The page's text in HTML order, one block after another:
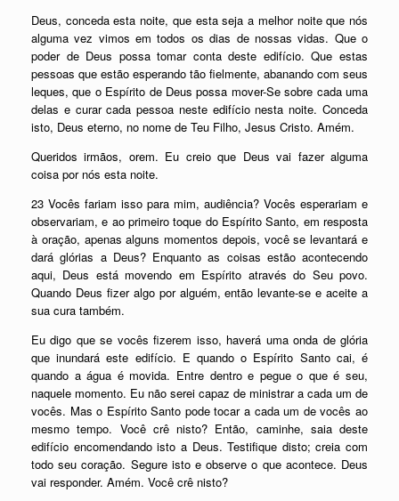
Deus, conceda esta noite, que esta seja a melhor noite que nós
alguma vez vimos em todos os dias de nossas vidas. Que o
poder de Deus possa tomar conta deste edifício. Que estas
pessoas que estão esperando tão fielmente, abanando com seus
leques, que o Espírito de Deus possa mover-Se sobre cada uma
delas e curar cada pessoa neste edifício nesta noite. Conceda
isto, Deus eterno, no nome de Teu Filho, Jesus Cristo. Amém.
Queridos irmãos, orem. Eu creio que Deus vai fazer alguma
coisa por nós esta noite.
23 Vocês fariam isso para mim, audiência? Vocês esperariam e
observariam, e ao primeiro toque do Espírito Santo, em resposta
à oração, apenas alguns momentos depois, você se levantará e
dará glórias a Deus? Enquanto as coisas estão acontecendo
aqui, Deus está movendo em Espírito através do Seu povo.
Quando Deus fizer algo por alguém, então levante-se e aceite a
sua cura também.
Eu digo que se vocês fizerem isso, haverá uma onda de glória
que inundará este edifício. E quando o Espírito Santo cai, é
quando a água é movida. Entre dentro e pegue o que é seu,
naquele momento. Eu não serei capaz de ministrar a cada um de
vocês. Mas o Espírito Santo pode tocar a cada um de vocês ao
mesmo tempo. Você crê nisto? Então, caminhe, saia deste
edifício encomendando isto a Deus. Testifique disto; creia com
todo seu coração. Segure isto e observe o que acontece. Deus
vai responder. Amém. Você crê nisto?